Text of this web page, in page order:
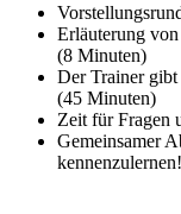
Erläuterung
(8 Minuten)
Der Trainer gibt
(45 Minuten)
Zeit für Fragen
Gemeinsamer
kennenzulernen!